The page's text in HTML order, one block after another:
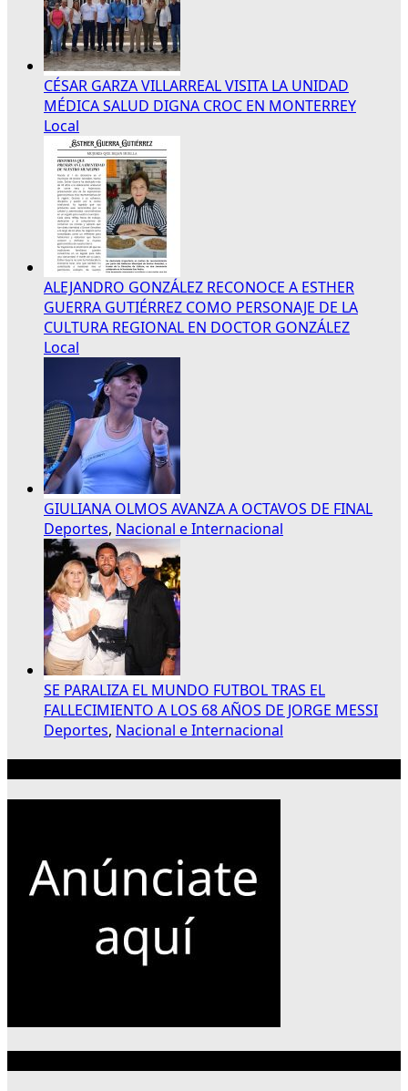
CÉSAR GARZA VILLARREAL VISITA LA UNIDAD
MÉDICA SALUD DIGNA CROC EN MONTERREY
Local
ALEJANDRO GONZÁLEZ RECONOCE A ESTHER
GUERRA GUTIÉRREZ COMO PERSONAJE DE LA
CULTURA REGIONAL EN DOCTOR GONZÁLEZ
Local
GIULIANA OLMOS AVANZA A OCTAVOS DE FINAL
Deportes, Nacional e Internacional
SE PARALIZA EL MUNDO FUTBOL TRAS EL
FALLECIMIENTO A LOS 68 AÑOS DE JORGE MESSI
Deportes, Nacional e Internacional